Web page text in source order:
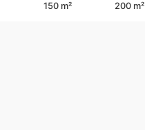
150 m² 200 m²